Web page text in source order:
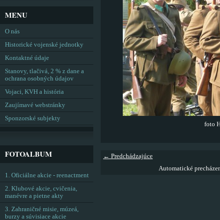
foto
← Predchádzajúce
Automatické
MENU
O nás
Historické vojenské jednotky
Kontaktné údaje
Stanovy, tlačivá, 2 % z dane a
ochrana osobných údajov
Vojaci, KVH a história
Zaujímavé webstránky
Sponzorské subjekty
FOTOALBUM
1. Oficiálne akcie - reenactment
2. Klubové akcie, cvičenia,
manévre a pietne akty
3. Zahraničné misie, múzeá,
burzy a súvisiace akcie